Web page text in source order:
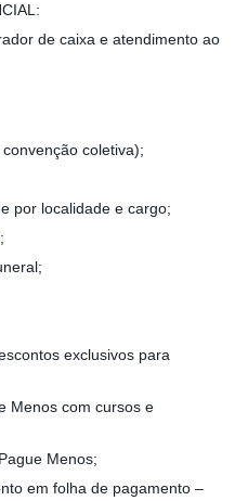
de caixa e atendimento ao
coletiva);
por localidade e cargo;
exclusivos para
Menos com cursos e
Menos;
em folha de pagamento –